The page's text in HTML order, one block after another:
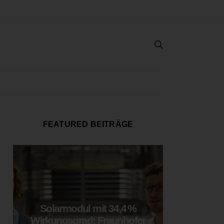
FEATURED BEITRÄGE
Solarmodul mit 34,4 %
Wirkungsgrad: Fraunhofer